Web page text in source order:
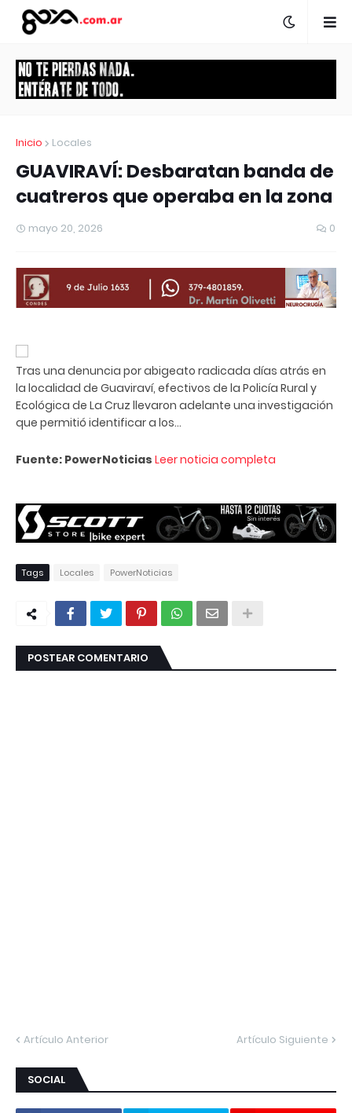
Inicio Locales
GUAVIRAVÍ: Desbaratan banda de
cuatreros que operaba en la zona
mayo 20, 2026 0
Tras una denuncia por abigeato radicada días atrás en
la localidad de Guaviraví, efectivos de la Policía Rural y
Ecológica de La Cruz llevaron adelante una investigación
que permitió identificar a los...
Fuente: PowerNoticias Leer noticia completa
Tags Locales PowerNoticias
POSTEAR COMENTARIO
Artículo Anterior Artículo Siguiente
SOCIAL